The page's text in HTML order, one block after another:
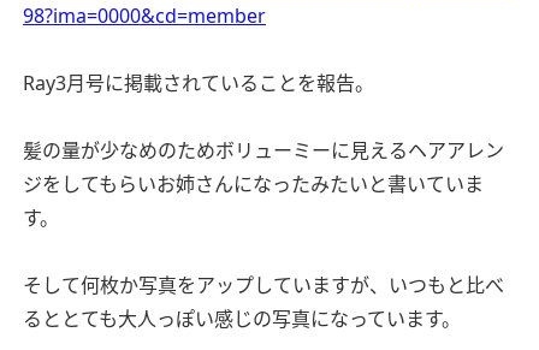
98?ima=0000&cd=member
Ray3月号に掲載されていることを報告。
髪の量が少なめのためボリューミーに見えるヘアアレン
ジをしてもらいお姉さんになったみたいと書いていま
す。
そして何枚か写真をアップしていますが、いつもと比べ
るととても大人っぽい感じの写真になっています。